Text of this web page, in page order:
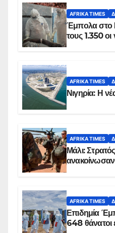
AFRIKA TIMES
Έμπολα στο
τους 1.350 οι
AFRIKA TIMES
Νιγηρία: Η
AFRIKA TIMES
Μάλι:
AFRIKA TIMES
Επιδημία
648 θάνατοι